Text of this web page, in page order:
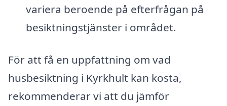
variera beroende på efterfrågan på
besiktningstjänster i området.
För att få en uppfattning om vad
husbesiktning i Kyrkhult kan kosta,
rekommenderar vi att du jämför